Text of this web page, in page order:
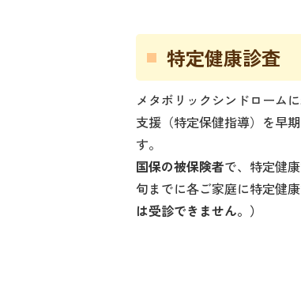
特定健康診査
メタボリックシンドローム
支援（特定保健指導）を早
す。
国保の被保険者で、特定健
旬までに各ご家庭に特定健
は受診できません。）